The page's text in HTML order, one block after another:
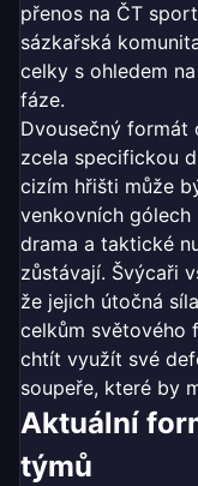
přenos na ČT
sázkařská
celky s ohledem
fáze.
Dvousečný
zcela specifickou
cizím hřišti může
venkovních gólech
drama a taktické
zůstávají. Švýcaři
že jejich útočná
celkům světového
chtít využít své
soupeře, které by
Aktuální
týmů